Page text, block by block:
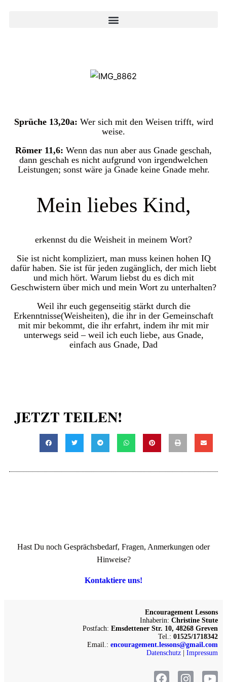
Sprüche 13,20a: Wer sich mit den Weisen trifft, wird
weise.
Römer 11,6: Wenn das nun aber aus Gnade geschah,
dann geschah es nicht aufgrund von irgendwelchen
Leistungen; sonst wäre ja Gnade keine Gnade mehr.
Mein liebes Kind,
erkennst du die Weisheit in meinem Wort?
Sie ist nicht kompliziert, man muss keinen hohen IQ
dafür haben. Sie ist für jeden zugänglich, der mich liebt
und mich hört. Warum liebst du es dich mit
Geschwistern über mich und mein Wort zu unterhalten?
Weil ihr euch gegenseitig stärkt durch die
Erkenntnisse(Weisheiten), die ihr in der Gemeinschaft
mit mir bekommt, die ihr erfahrt, indem ihr mit mir
unterwegs seid – weil ich euch liebe, aus Gnade,
einfach aus Gnade, Dad
JETZT TEILEN!
Hast Du noch Gesprächsbedarf, Fragen, Anmerkungen oder
Hinweise?
Kontaktiere uns!
Encouragement Lessons
Inhaberin: Christine Stute
Postfach: Emsdettener Str. 10, 48268 Greven
Tel.: 01525/1718342
Email.: encouragement.lessons@gmail.com
Datenschutz
Impressum